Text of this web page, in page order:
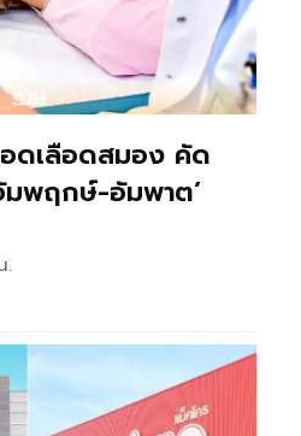
ดเลือดสมอง คัด
มพฤกษ์-อัมพาต’
.